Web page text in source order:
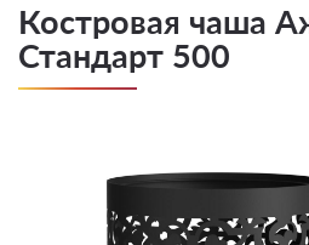
Костровая чаша
Стандарт 500